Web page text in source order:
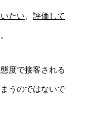
たい 評価して
度で接客される
うのではないで